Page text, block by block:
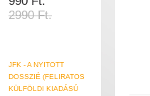
2990 Ft.
JFK - A NYITOTT
DOSSZIÉ (FELIRATOS
KÜLFÖLDI KIADÁSÚ